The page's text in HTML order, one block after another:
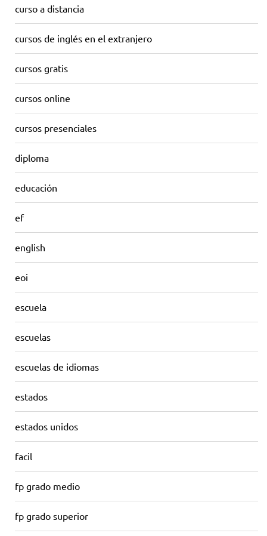
curso a distancia
cursos de inglés en el extranjero
cursos gratis
cursos online
cursos presenciales
diploma
educación
ef
english
eoi
escuela
escuelas
escuelas de idiomas
estados
estados unidos
facil
fp grado medio
fp grado superior